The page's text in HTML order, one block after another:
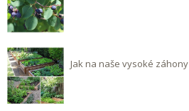
Jak na naše vysoké záhony